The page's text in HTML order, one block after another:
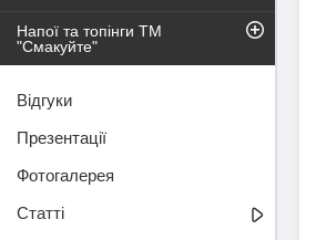
Напої та топінги ТМ
"Смакуйте"
Відгуки
Презентації
Фотогалерея
Статті